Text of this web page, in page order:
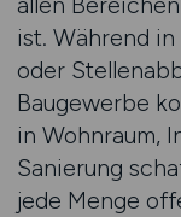
ist. Während
oder
Baugewerbe
in Wohnraum,
Sanierung
jede Menge